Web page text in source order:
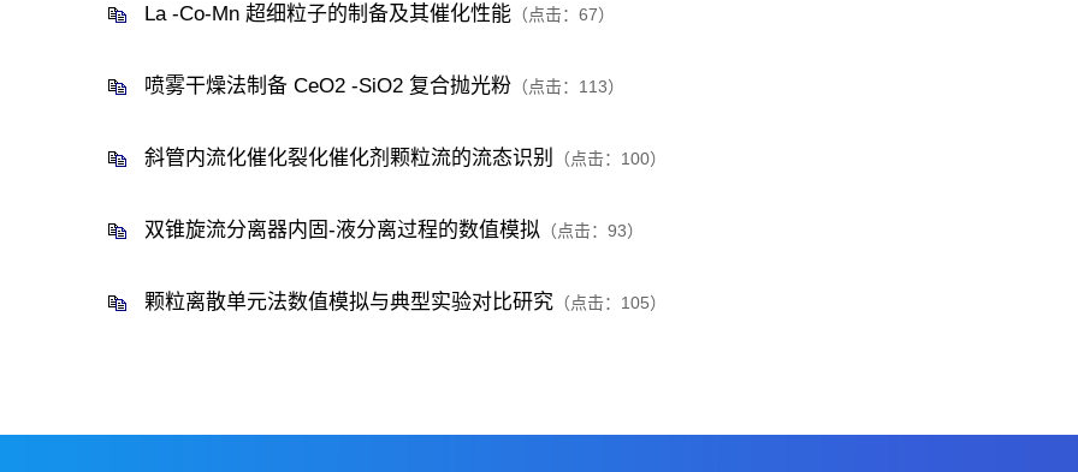
La -Co-Mn 超细粒子的制备及其催化性能 （点击： 67）
喷雾干燥法制备 CeO2 -SiO2 复合抛光粉 （点击： 113）
斜管内流化催化裂化催化剂颗粒流的流态识别 （点击： 100）
双锥旋流分离器内固-液分离过程的数值模拟 （点击： 93）
颗粒离散单元法数值模拟与典型实验对比研究 （点击： 105）